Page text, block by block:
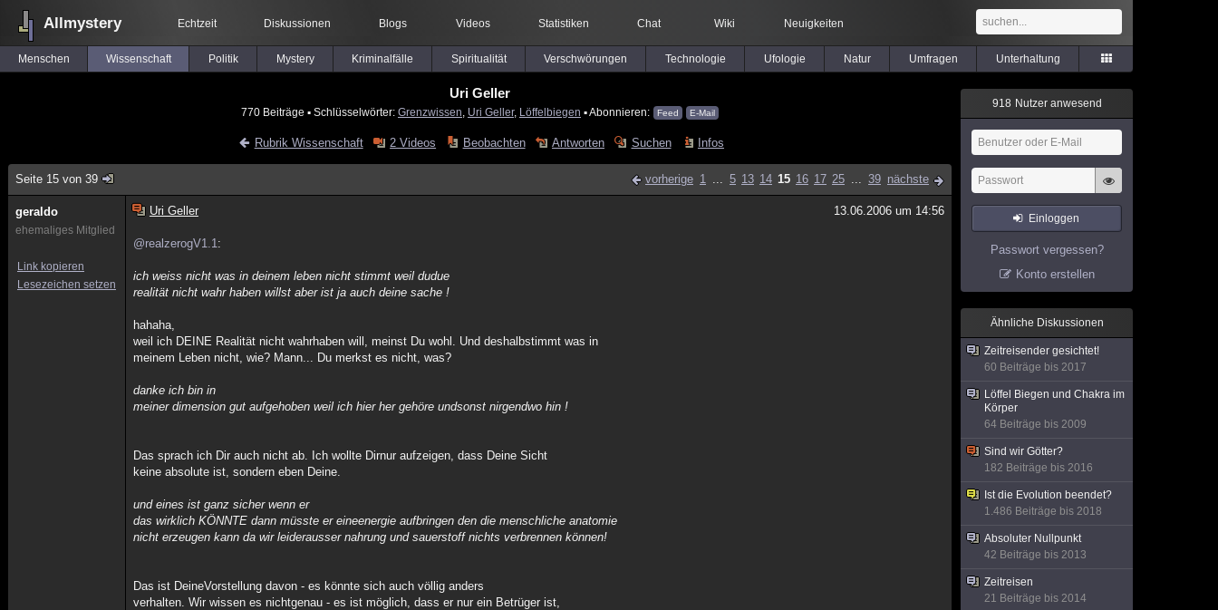
Allmystery Echtzeit Diskussionen Blogs Videos Statistiken Chat Wiki Neuigkeiten
Menschen Wissenschaft Politik Mystery Kriminalfälle Spiritualität Verschwörungen Technologie Ufologie Natur Umfragen Unterhaltung
Uri Geller
770 Beiträge ▪ Schlüsselwörter: Grenzwissen Uri Geller, Löffelbiegen ▪ Abonnieren: Feed E-Mail
Rubrik Wissenschaft 2 Videos Beobachten Antworten Suchen Infos
Seite 15 von 39 vorherige 1 ... 5 13 14 15 16 17 25 ... 39 nächste
geraldo
ehemaliges Mitglied
Link kopieren
Lesezeichen setzen
Uri Geller 13.06.2006 um 14:56
@realzerogV1.1:
ich weiss nicht was in deinem leben nicht stimmt weil dudue
realität nicht wahr haben willst aber ist ja auch deine sache !
hahaha,
weil ich DEINE Realität nicht wahrhaben will, meinst Du wohl. Und deshalbstimmt was in
meinem Leben nicht, wie? Mann... Du merkst es nicht, was?
danke ich bin in
meiner dimension gut aufgehoben weil ich hier her gehöre undsonst nirgendwo hin !
Das sprach ich Dir auch nicht ab. Ich wollte Dirnur aufzeigen, dass Deine Sicht
keine absolute ist, sondern eben Deine.
und eines ist ganz sicher wenn er
das wirklich KÖNNTE dann müsste er eineenergie aufbringen den die menschliche anatomie
nicht erzeugen kann da wir leiderausser nahrung und sauerstoff nichts verbrennen können!
Das ist DeineVorstellung davon - es könnte sich auch völlig anders
verhalten. Wir wissen es nichtgenau - es ist möglich, dass er nur ein Betrüger ist,
918 Nutzer anwesend
Einloggen
Passwort vergessen?
Konto erstellen
Ähnliche Diskussionen
Zeitreisender gesichtet!
60 Beiträge bis 2017
Löffel Biegen und Chakra im
Körper
64 Beiträge bis 2009
Sind wir Götter?
182 Beiträge bis 2016
Ist die Evolution beendet?
1.486 Beiträge bis 2018
Absoluter Nullpunkt
42 Beiträge bis 2013
Zeitreisen
21 Beiträge bis 2014